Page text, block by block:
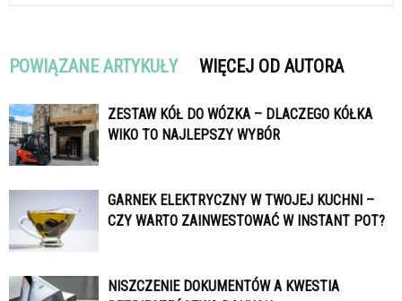
POWIĄZANE ARTYKUŁY WIĘCEJ OD AUTORA
ZESTAW KÓŁ DO WÓZKA – DLACZEGO KÓŁKA
WIKO TO NAJLEPSZY WYBÓR
GARNEK ELEKTRYCZNY W TWOJEJ KUCHNI –
CZY WARTO ZAINWESTOWAĆ W INSTANT POT?
NISZCZENIE DOKUMENTÓW A KWESTIA